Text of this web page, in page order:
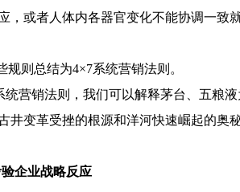
，或者人体内各器官变化不能协调一致
规则总结为4×7系统营销法则。
统营销法则，我们可以解释茅台、五粮
井变革受挫的根源和洋河快速崛起的奥
企业战略反应